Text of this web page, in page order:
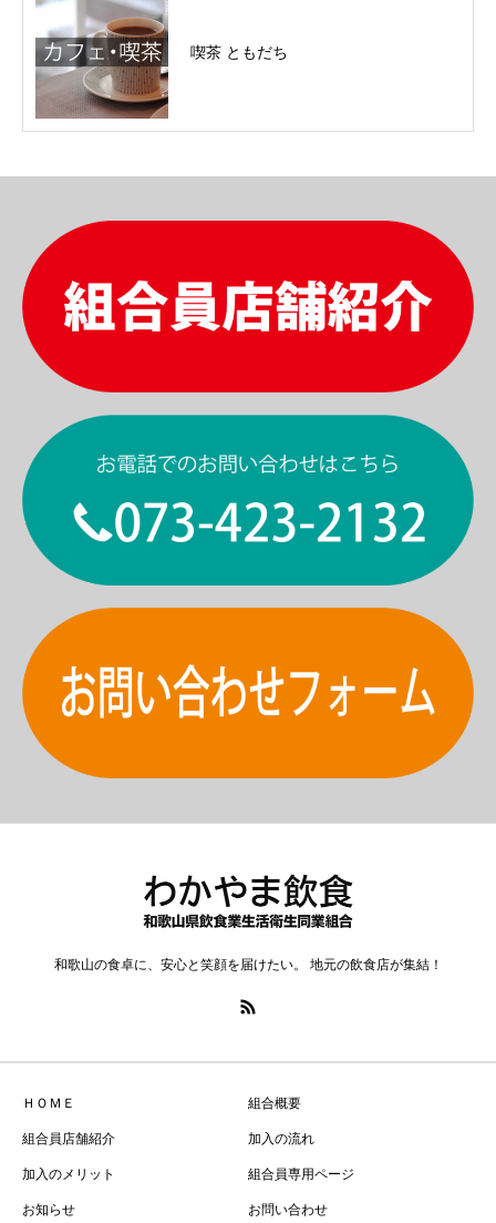
喫茶 ともだち
和歌山の食卓に、安心と笑顔を届けたい。 地元の飲食店が集結！
ＨＯＭＥ 組合概要
組合員店舗紹介 加入の流れ
加入のメリット 組合員専用ページ
お知らせ お問い合わせ